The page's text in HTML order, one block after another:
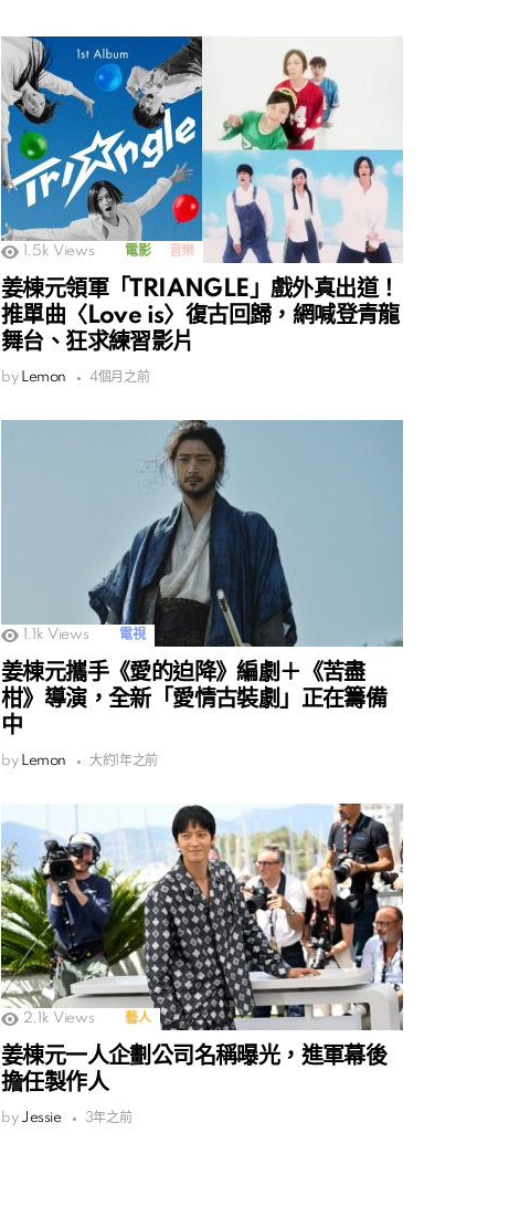
1.5k Views 電影 音樂
姜棟元領軍「TRIANGLE」戲外真出道！
推單曲〈Love is〉復古回歸，網喊登青龍
舞台、狂求練習影片
by Lemon 4個月之前
1.1k Views 電視
姜棟元攜手《愛的迫降》編劇＋《苦盡
柑》導演，全新「愛情古裝劇」正在籌備
中
by Lemon 大約1年之前
2.1k Views 藝人
姜棟元一人企劃公司名稱曝光，進軍幕後
擔任製作人
by Jessie 3年之前